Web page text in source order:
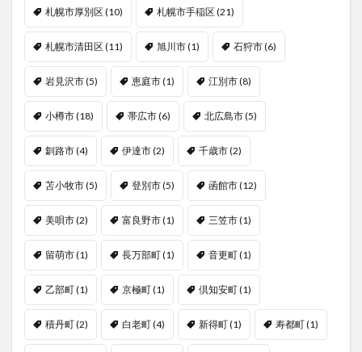
札幌市厚別区(10) 札幌市手稲区(21)
札幌市清田区(11) 旭川市(1) 石狩市(6)
岩見沢市(5) 恵庭市(1) 江別市(8)
小樽市(18) 帯広市(6) 北広島市(5)
釧路市(4) 伊達市(2) 千歳市(2)
苫小牧市(5) 登別市(5) 函館市(12)
美唄市(2) 富良野市(1) 三笠市(1)
留萌市(1) 長万部町(1) 音更町(1)
乙部町(1) 京極町(1) 倶知安町(1)
積丹町(2) 白老町(4) 新得町(1) 寿都町(1)